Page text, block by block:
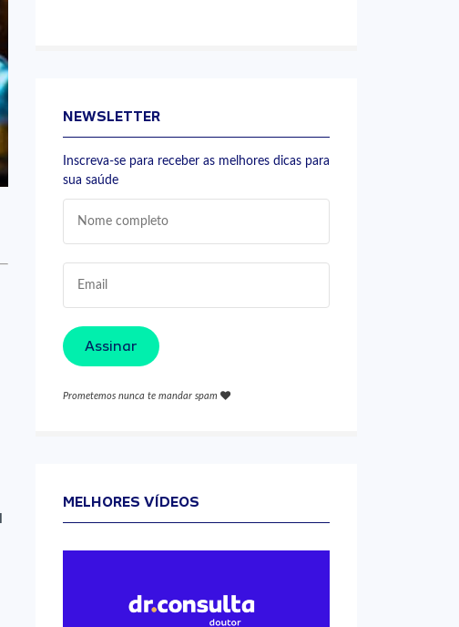
NEWSLETTER
Inscreva-se para receber as melhores dicas para
sua saúde
Assinar
Prometemos nunca te mandar spam
MELHORES VÍDEOS